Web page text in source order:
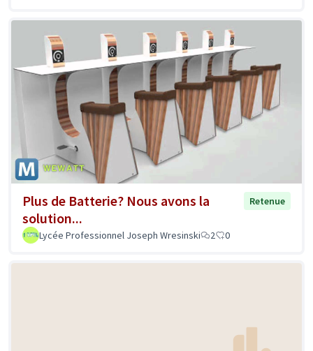
Plus de Batterie? Nous avons la
solution...
Retenue
Lycée Professionnel Joseph Wresinski 2 0